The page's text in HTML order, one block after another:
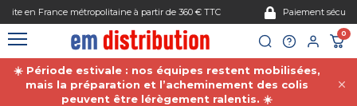
Paiement sécurisé
0
☀️ Période estivale : nos équipes restent mobilisées,
mais la préparation et l’acheminement des colis
peuvent être lérègement ralentis. ☀️
Gestion des cookies